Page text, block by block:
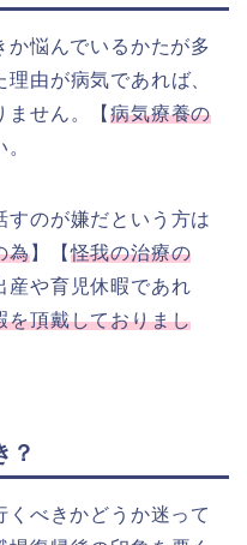
悩んでいるかたが多
由が病気であれば、
ません。【病気療養の
すのが嫌だという方は
為】【怪我の治療の
産や育児休暇であれ
を頂戴しておりまし
？
べきかどうか迷って